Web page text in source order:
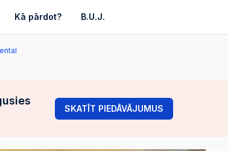
Kā pārdot? B.U.J.
SKATĪT PIEDĀVĀJUMUS